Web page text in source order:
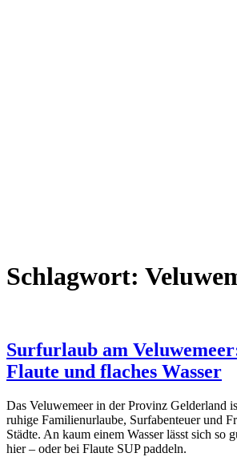
Schlagwort:
Surfurlaub am
Flaute und flaches Wasser
Das Veluwemeer in der Provinz Gelderland
ruhige Familienurlaube, Surfabenteuer und
Städte. An kaum einem Wasser lässt sich so
hier – oder bei Flaute SUP paddeln.